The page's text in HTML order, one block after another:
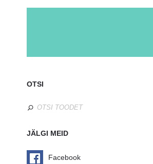
OTSI
JÄLGI MEID
Facebook